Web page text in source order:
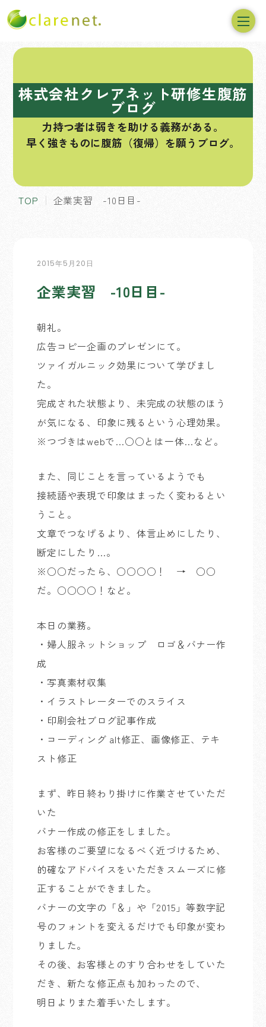
株式会社クレアネット研修生腹筋
ブログ
力持つ者は弱きを助ける義務がある。
早く強きものに腹筋（復帰）を願うブログ。
TOP 企業実習 -10日目-
2015年5月20日
企業実習 -10日目-
朝礼。
広告コピー企画のプレゼンにて。
ツァイガルニック効果について学びまし
た。
完成された状態より、未完成の状態のほう
が気になる、印象に残るという心理効果。
※つづきはwebで…○○とは一体…など。
また、同じことを言っているようでも
接続語や表現で印象はまったく変わるとい
うこと。
文章でつなげるより、体言止めにしたり、
断定にしたり…。
※○○だったら、○○○○！ → ○○
だ。○○○○！など。
本日の業務。
・婦人服ネットショップ ロゴ＆バナー作
成
・写真素材収集
・イラストレーターでのスライス
・印刷会社ブログ記事作成
・コーディング alt修正、画像修正、テキ
スト修正
まず、昨日終わり掛けに作業させていただ
いた
バナー作成の修正をしました。
お客様のご要望になるべく近づけるため、
的確なアドバイスをいただきスムーズに修
正することができました。
バナーの文字の「＆」や「2015」等数字記
号のフォントを変えるだけでも印象が変わ
りました。
その後、お客様とのすり合わせをしていた
だき、新たな修正点も加わったので、
明日よりまた着手いたします。